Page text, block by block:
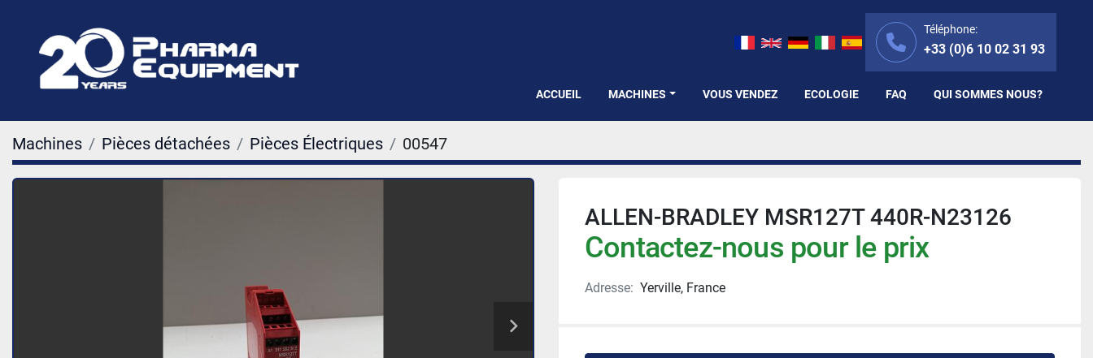
Téléphone:
+33 (0)6 10 02 31 93
ACCUEIL MACHINES VOUS VENDEZ ECOLOGIE FAQ QUI SOMMES NOUS?
Machines Pièces détachées Pièces Électriques 00547
ALLEN-BRADLEY MSR127T 440R-N23126
Contactez-nous pour le prix
Adresse: Yerville, France